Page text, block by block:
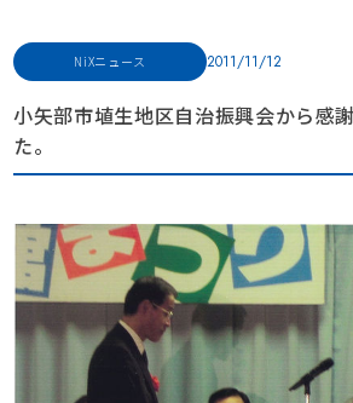
NiXニュース 2011/11/12
小矢部市埴生地区自治振興会から感
た。